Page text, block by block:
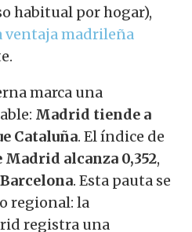
habitual por hogar),
ventaja madrileña
marca una
Madrid tiende a
Cataluña. El índice de
alcanza 0,352,
Barcelona. Esta pauta se
regional: la
registra una